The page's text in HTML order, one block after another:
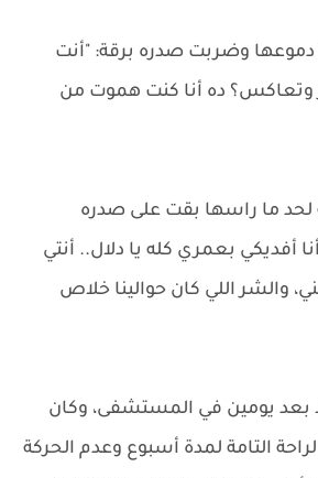
وضربت صدره برقة: "أنت
وتعاكس؟ ده أنا كنت هموت من
ما راسها بقت على صدره
أفديكي بعمري كله يا دلال.. أنتي
والشر اللي كان حوالينا خلاص
بعد يومين في المستشفى، وكان
التامة لمدة أسبوع وعدم الحركة